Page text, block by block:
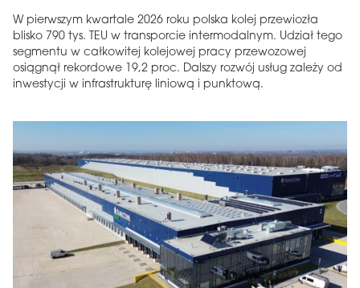
W pierwszym kwartale 2026 roku polska kolej przewiozła
blisko 790 tys. TEU w transporcie intermodalnym. Udział tego
segmentu w całkowitej kolejowej pracy przewozowej
osiągnął rekordowe 19,2 proc. Dalszy rozwój usług zależy od
inwestycji w infrastrukturę liniową i punktową.